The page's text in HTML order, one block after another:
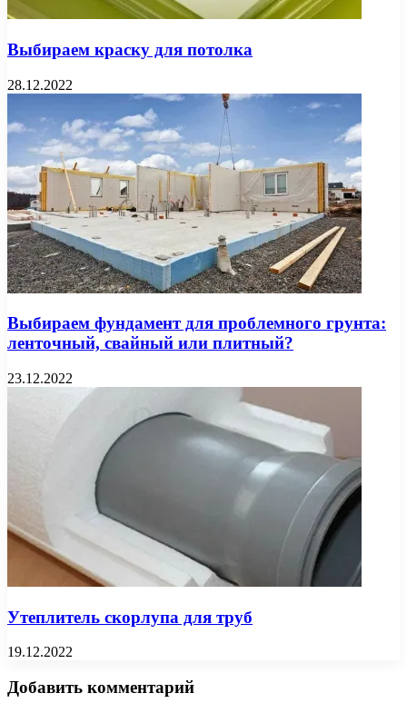
Выбираем краску для потолка
28.12.2022
Выбираем фундамент для проблемного грунта:
ленточный, свайный или плитный?
23.12.2022
Утеплитель скорлупа для труб
19.12.2022
Добавить комментарий